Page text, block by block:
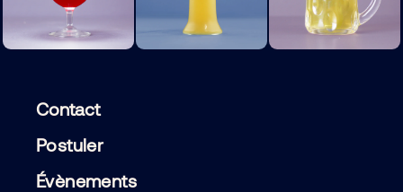
Contact
Postuler
Évènements